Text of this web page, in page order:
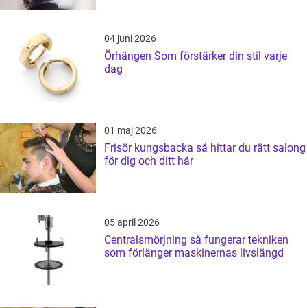
04 juni 2026
Örhängen Som förstärker din stil varje
dag
01 maj 2026
Frisör kungsbacka så hittar du rätt salong
för dig och ditt hår
05 april 2026
Centralsmörjning så fungerar tekniken
som förlänger maskinernas livslängd